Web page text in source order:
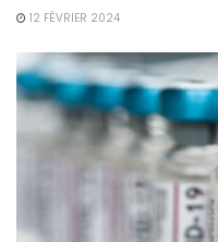
12 FÉVRIER 2024